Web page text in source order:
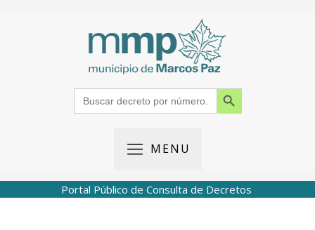
Search
for:
Search Button
MENU
Portal Público de Consulta de Decretos